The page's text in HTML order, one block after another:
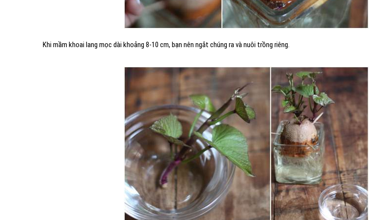
Khi mầm khoai lang mọc dài khoảng 8-10 cm, bạn nên ngắt chúng ra và nuôi trồng riêng.